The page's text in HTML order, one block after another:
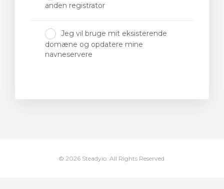
anden registrator
Jeg vil bruge mit eksisterende
domæne og opdatere mine
navneservere
© 2026 Steadyio. All Rights Reserved.